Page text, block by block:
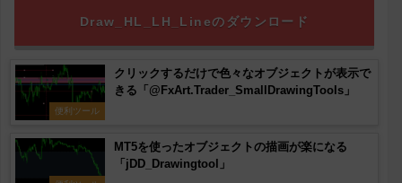
Draw_HL_LH_Lineのダウンロード
便利ツール
クリックするだけで色々なオブジェクトが表示で
きる「@FxArt.Trader_SmallDrawingTools」
MT5を使ったオブジェクトの描画が楽になる
「jDD_Drawingtool」